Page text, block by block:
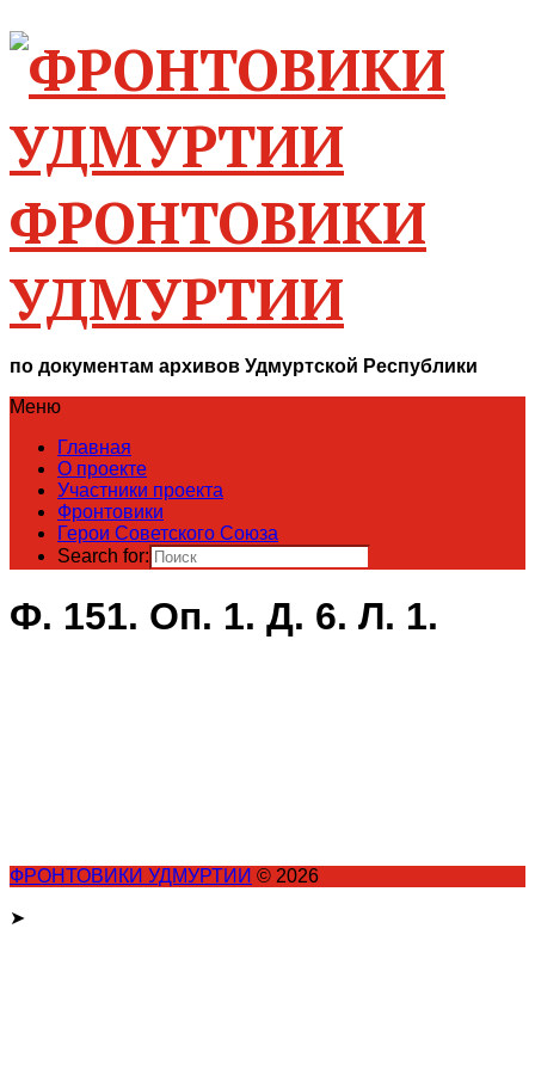
ФРОНТОВИКИ
УДМУРТИИ
по документам архивов Удмуртской Республики
Меню
Главная
О проекте
Участники проекта
Фронтовики
Герои Советского Союза
Search for:
Ф. 151. Оп. 1. Д. 6. Л. 1.
ФРОНТОВИКИ УДМУРТИИ © 2026
➤